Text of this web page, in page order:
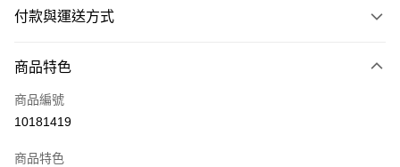
付款與運送方式
信用卡一次付款
超商取貨付款
商品特色
商品編號
10181419
商品特色